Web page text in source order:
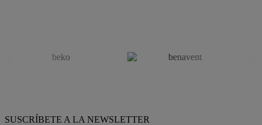
SUSCRÍBETE A LA NEWSLETTER